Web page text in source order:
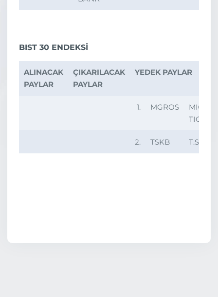
BIST 30 ENDEKSİ
ALINACAK
PAYLAR
ÇIKARILACAK
PAYLAR
YEDEK PAYLAR
1. MGROS
2. TSKB T.S.K.B.